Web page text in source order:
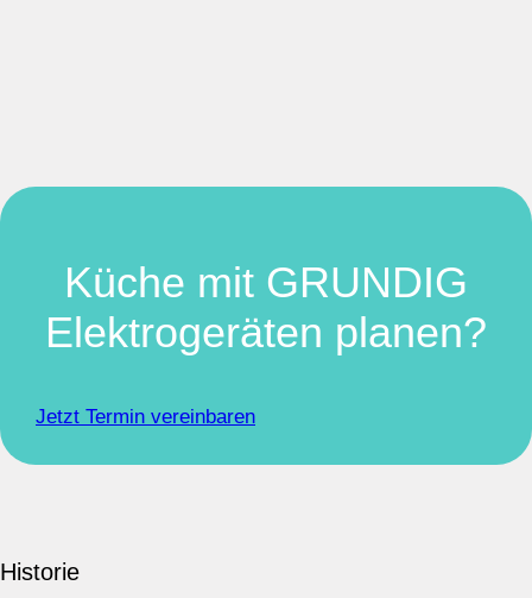
Küche mit GRUNDIG
Elektrogeräten planen?
Jetzt Termin vereinbaren
Historie